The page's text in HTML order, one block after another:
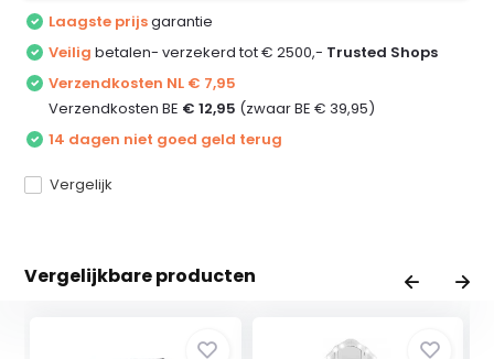
Laagste prijsgarantie
Veilig betalen- verzekerd tot € 2500,- Trusted Shops
Verzendkosten NL € 7,95
Verzendkosten BE € 12,95 (zwaar BE € 39,95)
14 dagen niet goed geld terug
Vergelijk
Vergelijkbare producten